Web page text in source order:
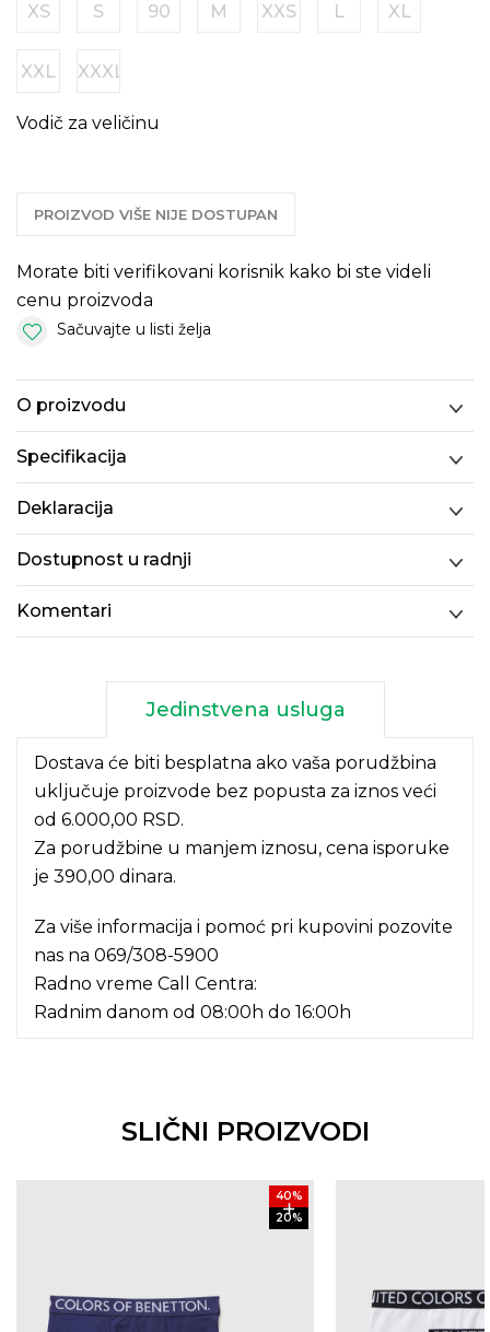
XS S 90 M XXS L XL
XXL XXXL
Vodič za veličinu
PROIZVOD VIŠE NIJE DOSTUPAN
Morate biti verifikovani korisnik kako bi ste videli
cenu proizvoda
Sačuvajte u listi želja
O proizvodu
Specifikacija
Deklaracija
Dostupnost u radnji
Komentari
Jedinstvena usluga
Dostava će biti besplatna ako vaša porudžbina
uključuje proizvode bez popusta za iznos veći
od 6.000,00 RSD.
Za porudžbine u manjem iznosu, cena isporuke
je 390,00 dinara.
Za više informacija i pomoć pri kupovini pozovite
nas na 069/308-5900
Radno vreme Call Centra:
Radnim danom od 08:00h do 16:00h
SLIČNI PROIZVODI
40%
20%